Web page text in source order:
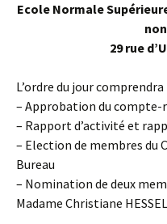
Ecole Normale
29 rue
L’ordre du jour
– Approbation du compte-
– Rapport d’activité et
– Election de membres du
Bureau
– Nomination de deux
Madame Christiane